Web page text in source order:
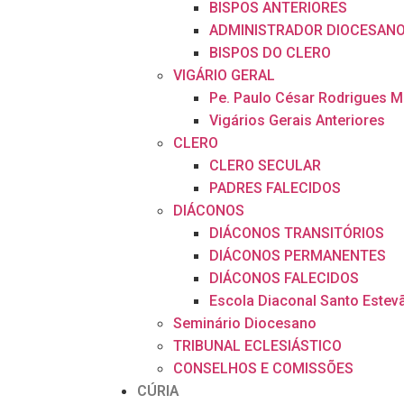
BISPOS ANTERIORES
ADMINISTRADOR DIOCESANO
BISPOS DO CLERO
VIGÁRIO GERAL
Pe. Paulo César Rodrigues
Vigários Gerais Anteriores
CLERO
CLERO SECULAR
PADRES FALECIDOS
DIÁCONOS
DIÁCONOS TRANSITÓRIOS
DIÁCONOS PERMANENTES
DIÁCONOS FALECIDOS
Escola Diaconal Santo
Seminário Diocesano
TRIBUNAL ECLESIÁSTICO
CONSELHOS E COMISSÕES
CÚRIA